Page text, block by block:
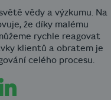
vědy a výzkumu. Na
že díky malému
rychle reagovat
klientů a obratem je
celého procesu.